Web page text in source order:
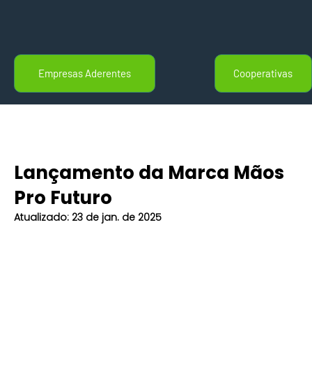
Cooperativas
Empresas Aderentes
Lançamento da Marca Mãos
Pro Futuro
Atualizado: 23 de jan. de 2025